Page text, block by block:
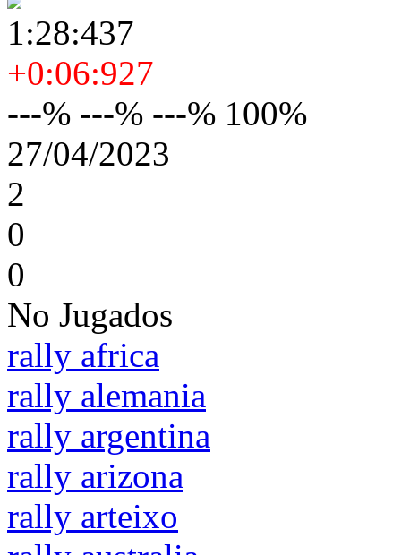
1:28:437
+0:06:927
---% ---% ---% 100%
27/04/2023
2
0
0
No Jugados
rally africa
rally alemania
rally argentina
rally arizona
rally arteixo